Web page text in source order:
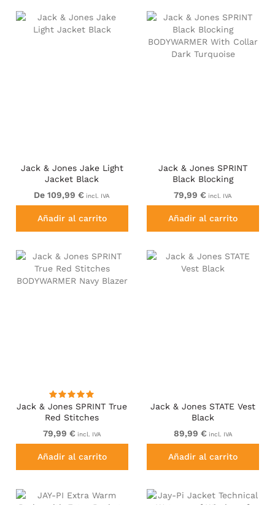
Jack & Jones Jake Light
Jacket Black
De 109,99 € incl. IVA
Añadir al carrito
Jack & Jones SPRINT
Black Blocking
BODYWARMER With Collar
Dark Turquoise
79,99 € incl. IVA
Añadir al carrito
Jack & Jones SPRINT True
Red Stitches
BODYWARMER Navy Blazer
79,99 € incl. IVA
Añadir al carrito
Jack & Jones STATE Vest
Black
89,99 € incl. IVA
Añadir al carrito